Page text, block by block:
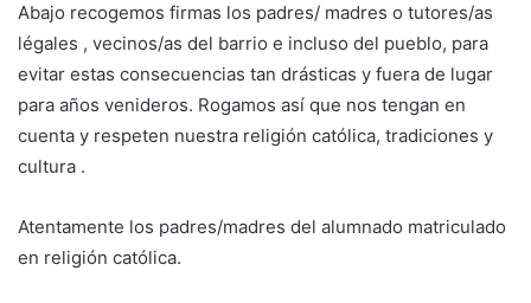
Abajo recogemos firmas los padres/ madres o tutores/as
légales , vecinos/as del barrio e incluso del pueblo, para
evitar estas consecuencias tan drásticas y fuera de lugar
para años venideros. Rogamos así que nos tengan en
cuenta y respeten nuestra religión católica, tradiciones y
cultura .
Atentamente los padres/madres del alumnado matriculado
en religión católica.